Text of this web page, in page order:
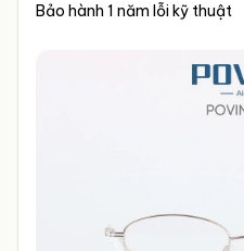
Bảo hành 1 năm lỗi kỹ thuật